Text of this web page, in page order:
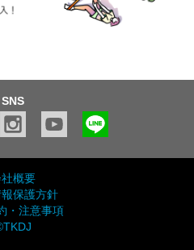
SNS
概要
保護方針
・注意事項